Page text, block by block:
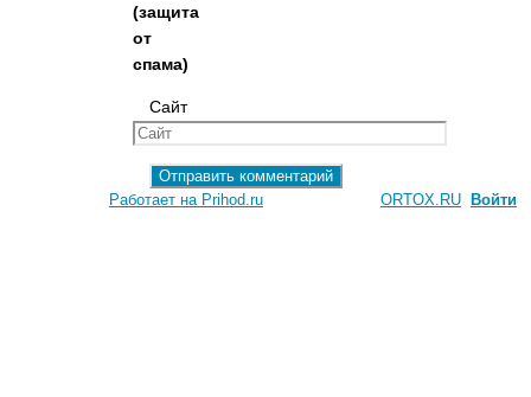
(защита
от
спама)
Сайт
Работает на Prihod.ru ORTOX.RU Войти